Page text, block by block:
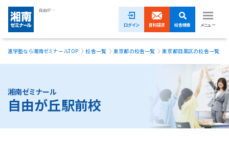
自由が丘駅前校｜塾・学習塾・進学塾【湘南ゼミナール】
ログイン 資料請求 校舎検索 メニュー
1ヵ月無料体験受付中！
中学生
進学塾なら湘南ゼミナールTOP 校舎一覧 東京都の校舎一覧 東京都目黒区の校舎一覧
湘南ゼミナール
自由が丘駅前校